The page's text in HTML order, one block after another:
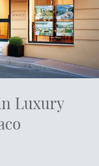
Luxury